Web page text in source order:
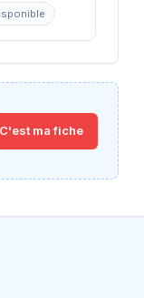
C'est ma fiche